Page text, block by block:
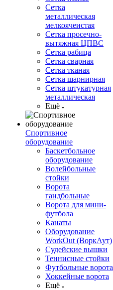
Сетка
металлическая
мелкоячеистая
Сетка просечно-
вытяжная ЦПВС
Сетка рабица
Сетка сварная
Сетка тканая
Сетка шарнирная
Сетка штукатурная
металлическая
Ещё
Спортивное
оборудование
Баскетбольное
оборудование
Волейбольные
стойки
Ворота
гандбольные
Ворота для мини-
футбола
Канаты
Оборудование
WorkOut (ВоркАут)
Судейские вышки
Теннисные стойки
Футбольные ворота
Хоккейные ворота
Ещё